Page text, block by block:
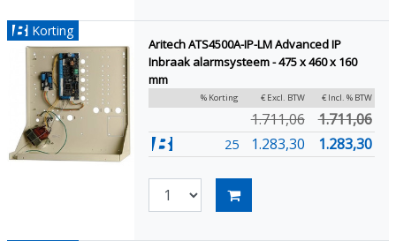
Korting
Aritech ATS4500A-IP-LM Advanced IP
Inbraak alarmsysteem - 475 x 460 x 160
mm
% Korting € Excl. BTW € Incl. % BTW
1.711,06 1.711,06
25 1.283,30 1.283,30